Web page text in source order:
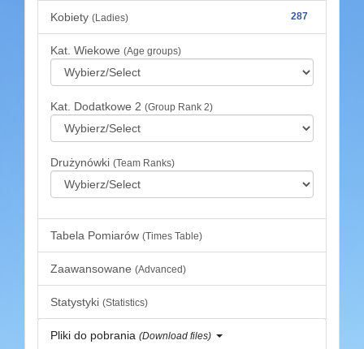
Kobiety (Ladies) 287
Kat. Wiekowe (Age groups)
Kat. Dodatkowe 2 (Group Rank 2)
Drużynówki (Team Ranks)
Tabela Pomiarów (Times Table)
Zaawansowane (Advanced)
Statystyki (Statistics)
Pliki do pobrania (Download files)